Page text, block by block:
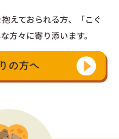
ておられる方、
「こぐ
方々に寄り添います。
の方へ